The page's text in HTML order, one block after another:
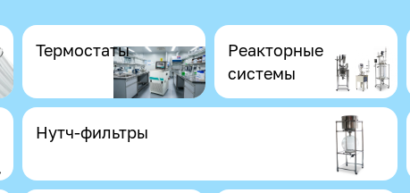
Термостаты
Реакторные
системы
Нутч-фильтры